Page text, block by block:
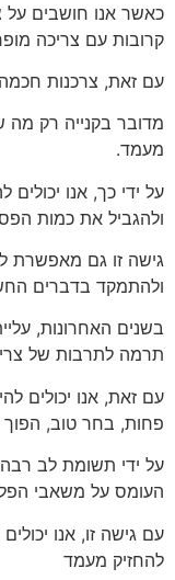
כאשר אנו חושבים על
קרובות עם צריכה
עם זאת, צרכנות חכמה
מדובר בקנייה רק מה
מעמד.
על ידי כך, אנו
ולהגביל את כמות
גישה זו גם מאפשרת
ולהתמקד בדברים
בשנים האחרונות,
תרמה לתרבות של
עם זאת, אנו יכולים
פחות, בחר טוב,
על ידי תשומת לב רבה
העומס על משאבי
עם גישה זו, אנו
להחזיק מעמד